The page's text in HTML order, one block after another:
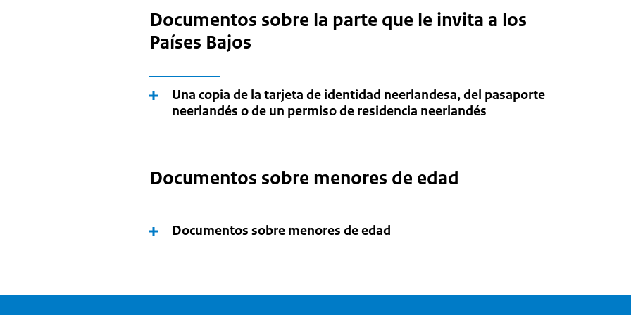
Documentos sobre la parte que le invita a los
Países Bajos
Una copia de la tarjeta de identidad neerlandesa, del pasaporte
neerlandés o de un permiso de residencia neerlandés
Documentos sobre menores de edad
Documentos sobre menores de edad